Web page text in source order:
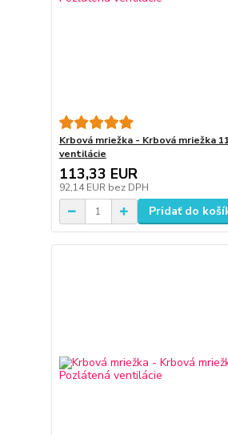
Krbová mriežka - Krbová mriežka
ventilácie
113,33 EUR
92,14 EUR bez DPH
Pridať do